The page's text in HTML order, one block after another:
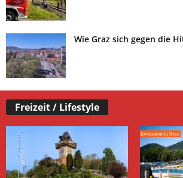
Wie Graz sich gegen die
Freizeit / Lifestyle